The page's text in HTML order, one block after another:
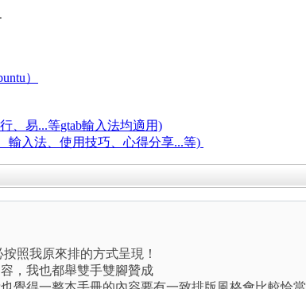
）
、易...等gtab輸入法均適用)
輸入法、使用技巧、心得分享...等)
照我原來排的方式呈現！
，我也都舉雙手雙腳贊成